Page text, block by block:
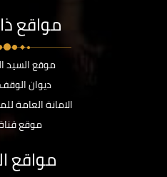
مواقع
موقع السيد
ديوان
الامانة العامة
موقع
مواقع